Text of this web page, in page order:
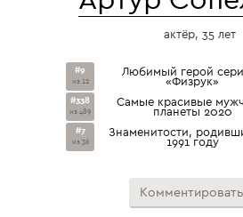
актёр, 35 лет
#9
из 12
Любимый герой
«Физрук»
#338
из 489
Самые красивые
планеты 2020
#7
из 36
Знаменитости,
1991 году